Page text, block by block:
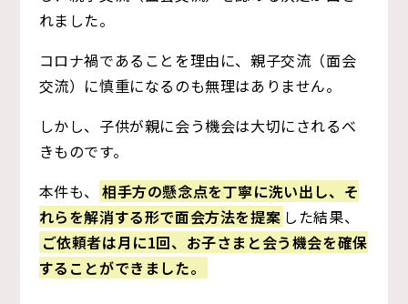
れました。
コロナ禍であることを理由に、親子交流（面会
交流）に慎重になるのも無理はありません。
しかし、子供が親に会う機会は大切にされるべ
きものです。
本件も、 相手方の懸念点を丁寧に洗い出し、そ
れらを解消する形で面会方法を提案 した結果、
ご依頼者は月に1回、お子さまと会う機会を確保
することができました。